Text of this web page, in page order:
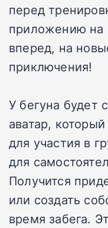
перед
приложению на
вперед, на
приключения!
У бегуна будет
аватар,
для участия в
для
Получится
или создать
время забега.